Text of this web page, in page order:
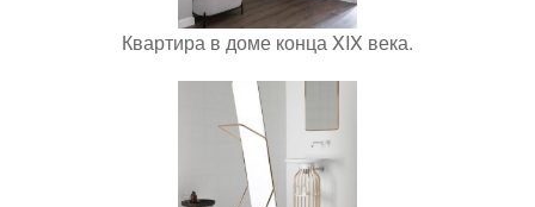
Квартира в доме конца XIX века.